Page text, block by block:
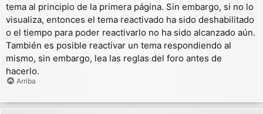
tema al principio de la primera página. Sin embargo, si no lo
visualiza, entonces el tema reactivado ha sido deshabilitado
o el tiempo para poder reactivarlo no ha sido alcanzado aún.
También es posible reactivar un tema respondiendo al
mismo, sin embargo, lea las reglas del foro antes de
hacerlo.
Arriba